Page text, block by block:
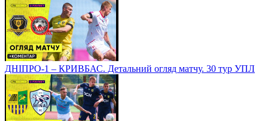
ДНІПРО-1 – КРИВБАС. Детальний огляд матчу. 30 тур УПЛ